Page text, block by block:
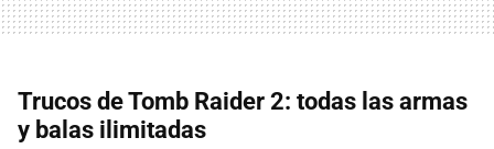
Trucos de Tomb Raider 2: todas las armas
y balas ilimitadas